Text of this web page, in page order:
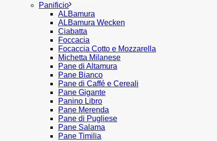
Panificio
ALBamura
ALBamura Wecken
Ciabatta
Foccacia
Focaccia Cotto e Mozzarella
Michetta Milanese
Pane di Altamura
Pane Bianco
Pane di Caffé e Cereali
Pane Gigante
Panino Libro
Pane Merenda
Pane di Pugliese
Pane Salama
Pane Timilia